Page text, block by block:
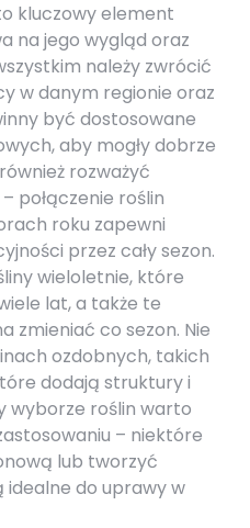
kluczowy element
na jego wygląd oraz
należy zwrócić
w danym regionie oraz
być dostosowane
aby mogły dobrze
rozważyć
połączenie roślin
roku zapewni
przez cały sezon.
wieloletnie, które
lat, a także te
zmieniać co sezon. Nie
ozdobnych, takich
dodają struktury i
wyborze roślin warto
– niektóre
lub tworzyć
idealne do uprawy w